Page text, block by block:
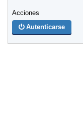
Autenticarse